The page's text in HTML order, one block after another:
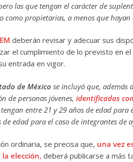
las que tengan el carácter de
como propietarias, a menos que hayan
deberán revisar y adecuar sus
el cumplimiento de lo previsto en
entrada en vigor.
de México se incluyó que,
de personas jóvenes,identificadas
entre 21 y 29 años de edad para
de edad para el caso de integrantes de
ordinaria, se precisa que, una vez
elección, deberá publicarse a más